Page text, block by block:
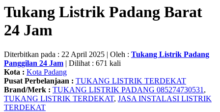
Tukang Listrik Padang Barat
24 Jam
Diterbitkan pada : 22 April 2025 | Oleh : Tukang Listrik Padang
Panggilan 24 Jam | Dilihat : 671 kali
Kota : Kota Padang
Pusat Perbelanjaan : TUKANG LISTRIK TERDEKAT
Brand/Merk : TUKANG LISTRIK PADANG 085274730531 ,
TUKANG LISTRIK TERDEKAT, JASA INSTALASI LISTRIK
TERDEKAT